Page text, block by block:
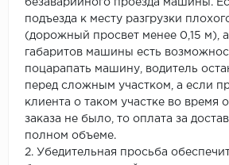
безаварийного проезда машины.
подъезда к месту разгрузки
(дорожный просвет менее 0,15 м),
габаритов машины есть
поцарапать машину, водитель
перед сложным участком, а если
клиента о таком участке во время
заказа не было, то оплата за
полном объеме.
2. Убедительная просьба